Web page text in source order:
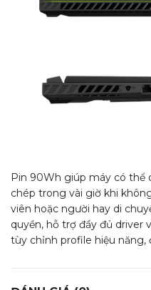
Pin 90Wh giúp máy có thể
chép trong vài giờ khi
viên hoặc người hay di
quyền, hỗ trợ đầy đủ driver
tùy chỉnh profile hiệu năng,